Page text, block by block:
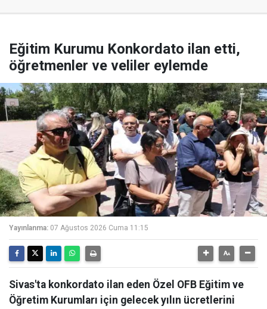
Eğitim Kurumu Konkordato ilan etti,
öğretmenler ve veliler eylemde
Yayınlanma: 07 Ağustos 2026 Cuma 11:15
Sivas'ta konkordato ilan eden Özel OFB Eğitim ve
Öğretim Kurumları için gelecek yılın ücretlerini